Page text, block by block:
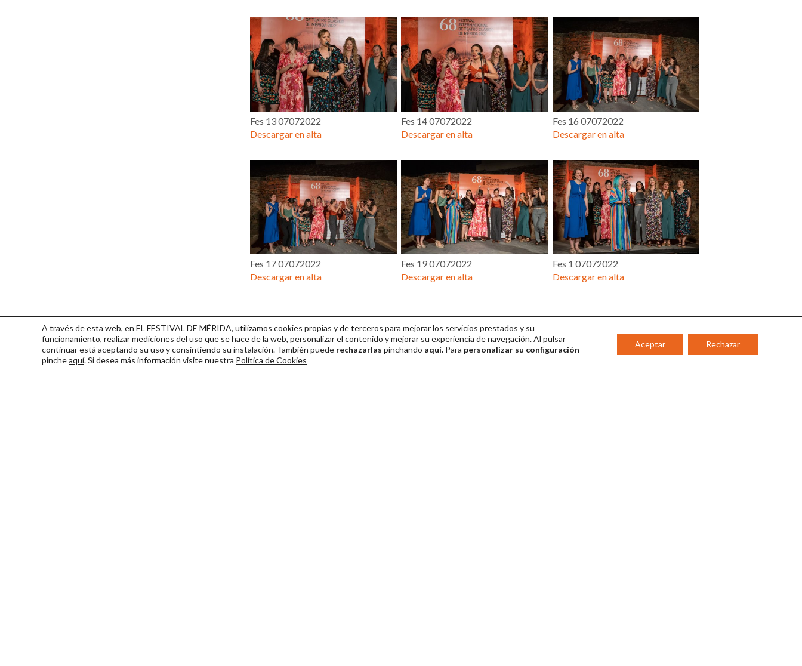
Fes 13 07072022
Descargar en alta
Fes 14 07072022
Descargar en alta
Fes 16 07072022
Descargar en alta
Fes 17 07072022
Descargar en alta
Fes 19 07072022
Descargar en alta
Fes 1 07072022
Descargar en alta
A través de esta web, en EL FESTIVAL DE MÉRIDA, utilizamos cookies propias y de terceros para mejorar los servicios prestados y su
funcionamiento, realizar mediciones del uso que se hace de la web, personalizar el contenido y mejorar su experiencia de navegación. Al pulsar
continuarestá aceptando su uso y consintiendo su instalación. También puede rechazarlas pinchando aquí. Para personalizar su configuración
pincheaquí. Si desea más información visite nuestra Política de Cookies
Aceptar Rechazar